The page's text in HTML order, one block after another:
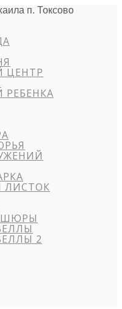
п. Токсово
ЦЕНТР
ЛИСТОК
2